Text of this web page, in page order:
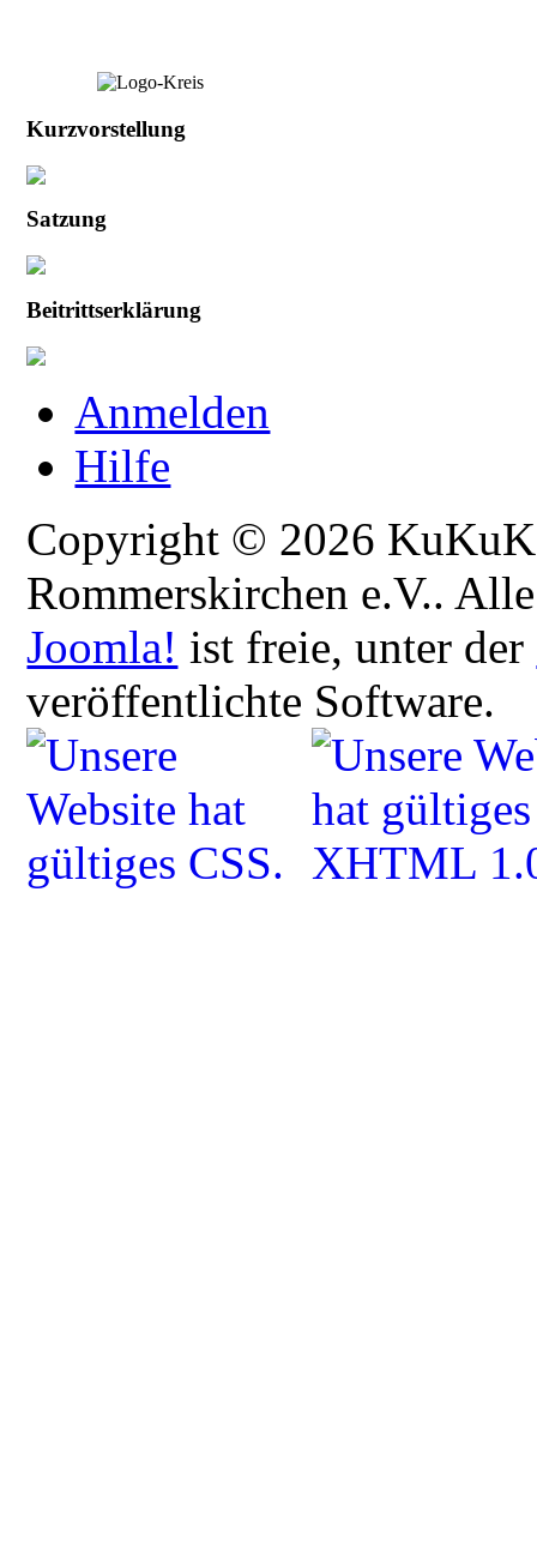
Kurzvorstellung
Satzung
Beitrittserklärung
Anmelden
Hilfe
Copyright © 2026
Rommerskirchen e.V..
Joomla! ist freie, unter der
veröffentlichte Software.